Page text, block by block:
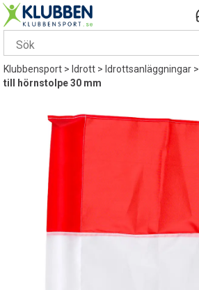
Klubbensport> Idrott> Idrottsanläggningar>
till hörnstolpe 30 mm